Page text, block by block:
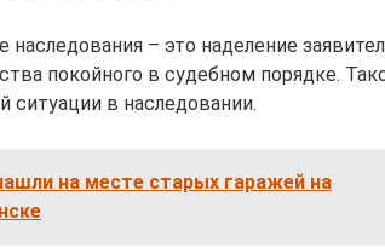
– это наделение
покойного в судебном порядке.
ситуации в наследовании.
на месте старых гаражей на